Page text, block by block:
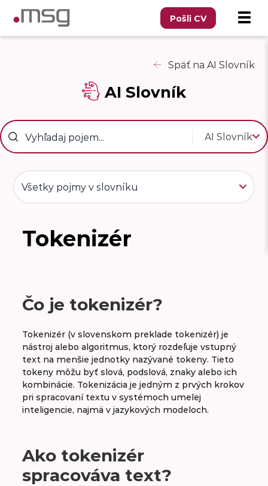
Pošli CV
Späť na AI Slovník
AI Slovník
AI Slovník
Všetky pojmy v slovníku
T
P R S T V W X Y
Z
TensorFlow
Tenzor
Tokenizér
Čo je tokenizér?
Tokenizér (v slovenskom preklade tokenizér) je
nástroj alebo algoritmus, ktorý rozdeľuje vstupný
text na menšie jednotky nazývané tokeny. Tieto
tokeny môžu byť slová, podslová, znaky alebo ich
kombinácie. Tokenizácia je jedným z prvých krokov
pri spracovaní textu v systémoch umelej
inteligencie, najmä v jazykových modeloch.
Ako tokenizér
spracováva text?